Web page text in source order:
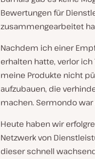
Bewertungen für
zusammengearbeitet
Nachdem ich einer
erhalten hatte, verlor ich
meine Produkte nicht
aufzubauen, die
machen. Sermondo war
Heute haben wir
Netzwerk von
dieser schnell